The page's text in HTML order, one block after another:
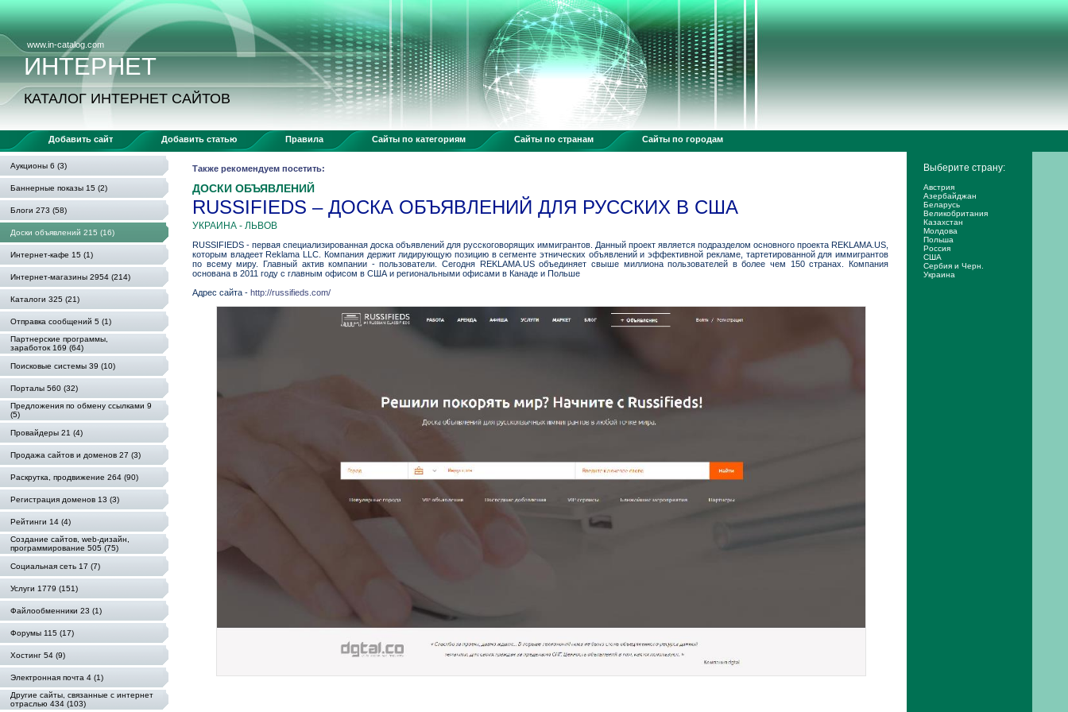
www.in-catalog.com
ИНТЕРНЕТ
КАТАЛОГ ИНТЕРНЕТ САЙТОВ
Добавить сайт Добавить статью Правила Сайты по категориям Сайты по странам Сайты по городам
Аукционы 6 (3)
Баннерные показы 15 (2)
Блоги 273 (58)
Доски объявлений 215 (16)
Интернет-кафе 15 (1)
Интернет-магазины 2954 (214)
Каталоги 325 (21)
Отправка сообщений 5 (1)
Партнерские программы,
заработок 169 (64)
Поисковые системы 39 (10)
Порталы 560 (32)
Предложения по обмену ссылками 9
(5)
Провайдеры 21 (4)
Продажа сайтов и доменов 27 (3)
Раскрутка, продвижение 264 (90)
Регистрация доменов 13 (3)
Рейтинги 14 (4)
Создание сайтов, web-дизайн,
программирование 505 (75)
Социальная сеть 17 (7)
Услуги 1779 (151)
Файлообменники 23 (1)
Форумы 115 (17)
Хостинг 54 (9)
Электронная почта 4 (1)
Другие сайты, связанные с интернет
отраслью 434 (103)
Также рекомендуем посетить:
ДОСКИ ОБЪЯВЛЕНИЙ
RUSSIFIEDS – ДОСКА ОБЪЯВЛЕНИЙ ДЛЯ РУССКИХ В США
УКРАИНА - ЛЬВОВ
RUSSIFIEDS - первая специализированная доска объявлений для русскоговорящих иммигрантов. Данный проект является подразделом основного проекта REKLAMA.US,
которым владеет Reklama LLC. Компания держит лидирующую позицию в сегменте этнических объявлений и эффективной рекламе, тартетированной для иммигрантов
по всему миру. Главный актив компании - пользователи. Сегодня REKLAMA.US объединяет свыше миллиона пользователей в более чем 150 странах. Компания
основана в 2011 году с главным офисом в США и региональными офисами в Канаде и Польше
Адрес сайта - http://russifieds.com/
Выберите страну:
Австрия
Азербайджан
Беларусь
Великобритания
Казахстан
Молдова
Польша
Россия
США
Сербия и Черн.
Украина